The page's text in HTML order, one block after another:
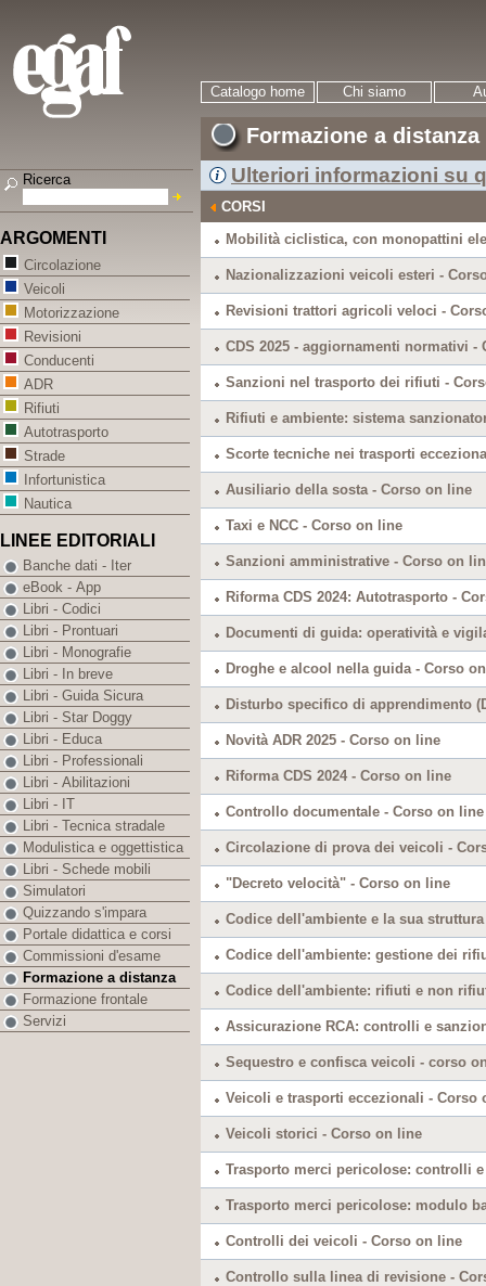
Catalogo home Chi siamo
Formazione a distanza
Ulteriori informazioni su
CORSI
Mobilità ciclistica, con monopattini
Nazionalizzazioni veicoli esteri -
Revisioni trattori agricoli veloci -
CDS 2025 - aggiornamenti normativi -
Sanzioni nel trasporto dei rifiuti -
Rifiuti e ambiente: sistema
Scorte tecniche nei trasporti
Ausiliario della sosta - Corso on line
Taxi e NCC - Corso on line
Sanzioni amministrative - Corso on
Riforma CDS 2024: Autotrasporto -
Documenti di guida: operatività e
Droghe e alcool nella guida - Corso
Disturbo specifico di apprendimento
Novità ADR 2025 - Corso on line
Riforma CDS 2024 - Corso on line
Controllo documentale - Corso on line
Circolazione di prova dei veicoli -
"Decreto velocità" - Corso on line
Codice dell'ambiente e la sua
Codice dell'ambiente: gestione dei
Codice dell'ambiente: rifiuti e non
Assicurazione RCA: controlli e
Sequestro e confisca veicoli - corso
Veicoli e trasporti eccezionali - Corso
Veicoli storici - Corso on line
Trasporto merci pericolose: controlli
Trasporto merci pericolose: modulo
Controlli dei veicoli - Corso on line
Controllo sulla linea di revisione -
Ricerca
ARGOMENTI
Circolazione
Veicoli
Motorizzazione
Revisioni
Conducenti
ADR
Rifiuti
Autotrasporto
Strade
Infortunistica
Nautica
LINEE EDITORIALI
Banche dati - Iter
eBook - App
Libri - Codici
Libri - Prontuari
Libri - Monografie
Libri - In breve
Libri - Guida Sicura
Libri - Star Doggy
Libri - Educa
Libri - Professionali
Libri - Abilitazioni
Libri - IT
Libri - Tecnica stradale
Modulistica e oggettistica
Libri - Schede mobili
Simulatori
Quizzando s'impara
Portale didattica e corsi
Commissioni d'esame
Formazione a distanza
Formazione frontale
Servizi